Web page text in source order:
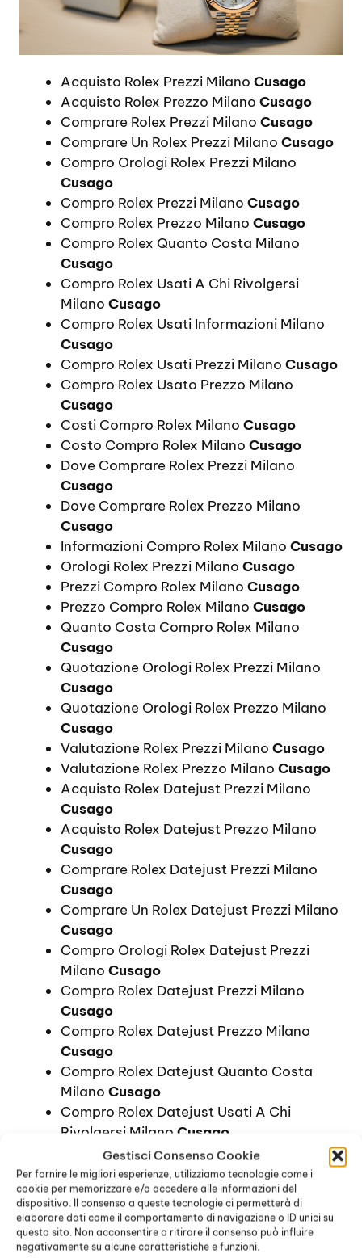
Gestisci Consenso Cookie
Per fornire le migliori esperienze, utilizziamo tecnologie come i
cookie per memorizzare e/o accedere alle informazioni del
dispositivo. Il consenso a queste tecnologie ci permetterà di
elaborare dati come il comportamento di navigazione o ID unici su
questo sito. Non acconsentire o ritirare il consenso può influire
negativamente su alcune caratteristiche e funzioni.
Acquisto Rolex Prezzi Milano Cusago
Acquisto Rolex Prezzo Milano Cusago
Comprare Rolex Prezzi Milano Cusago
Comprare Un Rolex Prezzi Milano Cusago
Compro Orologi Rolex Prezzi Milano
Cusago
Compro Rolex Prezzi Milano Cusago
Compro Rolex Prezzo Milano Cusago
Compro Rolex Quanto Costa Milano
Cusago
Compro Rolex Usati A Chi Rivolgersi
Milano Cusago
Compro Rolex Usati Informazioni Milano
Cusago
Compro Rolex Usati Prezzi Milano Cusago
Compro Rolex Usato Prezzo Milano
Cusago
Costi Compro Rolex Milano Cusago
Costo Compro Rolex Milano Cusago
Dove Comprare Rolex Prezzi Milano
Cusago
Dove Comprare Rolex Prezzo Milano
Cusago
Informazioni Compro Rolex Milano Cusago
Orologi Rolex Prezzi Milano Cusago
Prezzi Compro Rolex Milano Cusago
Prezzo Compro Rolex Milano Cusago
Quanto Costa Compro Rolex Milano
Cusago
Quotazione Orologi Rolex Prezzi Milano
Cusago
Quotazione Orologi Rolex Prezzo Milano
Cusago
Valutazione Rolex Prezzi Milano Cusago
Valutazione Rolex Prezzo Milano Cusago
Acquisto Rolex Datejust Prezzi Milano
Cusago
Acquisto Rolex Datejust Prezzo Milano
Cusago
Comprare Rolex Datejust Prezzi Milano
Cusago
Comprare Un Rolex Datejust Prezzi Milano
Cusago
Compro Orologi Rolex Datejust Prezzi
Milano Cusago
Compro Rolex Datejust Prezzi Milano
Cusago
Compro Rolex Datejust Prezzo Milano
Cusago
Compro Rolex Datejust Quanto Costa
Milano Cusago
Compro Rolex Datejust Usati A Chi
Rivolgersi Milano Cusago
Compro Rolex Datejust Usati Informazioni
MilanoCusago
Compro Rolex Datejust Usati Prezzi Milano
Cusago
Compro Rolex Datejust Usato Prezzo
MilanoCusago